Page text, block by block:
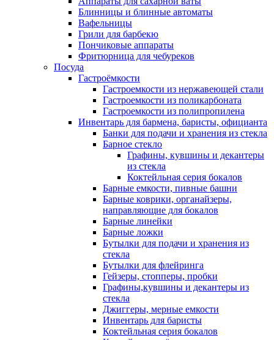
Блинницы и блинные автоматы
Вафельницы
Грили для барбекю
Пончиковые аппараты
Фритюрница для чебуреков
Посуда
Гастроёмкости
Гастроемкости из нержавеющей стали
Гастроемкости из поликарбоната
Гастроемкости из полипропилена
Инвентарь для бармена, баристы, официанта
Банки для подачи и хранения из стекла
Барное стекло
Графины, кувшины и декантеры
из стекла
Коктейльная серия бокалов
Барные емкости, пивные башни
Барные коврики, органайзеры,
направляющие для бокалов
Барные линейки
Барные ложки
Бутылки для подачи и хранения из
стекла
Бутылки для флейринга
Гейзеры, стопперы, пробки
Графины,кувшины и декантеры из
стекла
Джиггеры, мерные емкости
Инвентарь для баристы
Коктейльная серия бокалов